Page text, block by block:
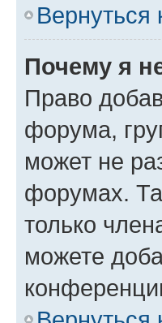
Вернуться
Почему я
Право
форума,
может не
форумах.
только
можете